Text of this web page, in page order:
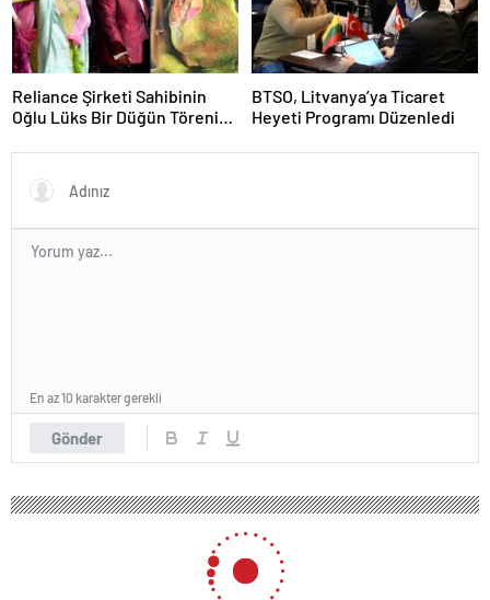
Reliance Şirketi Sahibinin
Oğlu Lüks Bir Düğün Töreni
BTSO, Litvanya’ya Ticaret
Heyeti Programı Düzenledi
Gönder
En az 10 karakter gerekli